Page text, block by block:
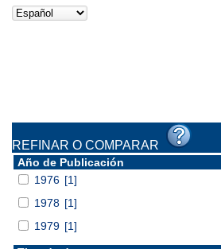
REFINAR O COMPARAR
Año de Publicación
1976 [1]
1978 [1]
1979 [1]